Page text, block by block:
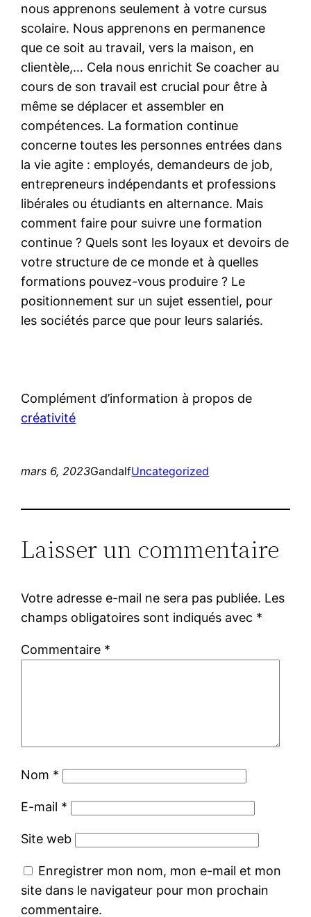
nous apprenons seulement à votre cursus
scolaire. Nous apprenons en permanence
que ce soit au travail, vers la maison, en
clientèle,… Cela nous enrichit Se coacher au
cours de son travail est crucial pour être à
même se déplacer et assembler en
compétences. La formation continue
concerne toutes les personnes entrées dans
la vie agite : employés, demandeurs de job,
entrepreneurs indépendants et professions
libérales ou étudiants en alternance. Mais
comment faire pour suivre une formation
continue ? Quels sont les loyaux et devoirs de
votre structure de ce monde et à quelles
formations pouvez-vous produire ? Le
positionnement sur un sujet essentiel, pour
les sociétés parce que pour leurs salariés.
Complément d’information à propos de
créativité
mars 6, 2023GandalfUncategorized
Laisser un commentaire
Votre adresse e-mail ne sera pas publiée. Les
champs obligatoires sont indiqués avec *
Commentaire *
Nom *
E-mail *
Site web
Enregistrer mon nom, mon e-mail et mon
site dans le navigateur pour mon prochain
commentaire.